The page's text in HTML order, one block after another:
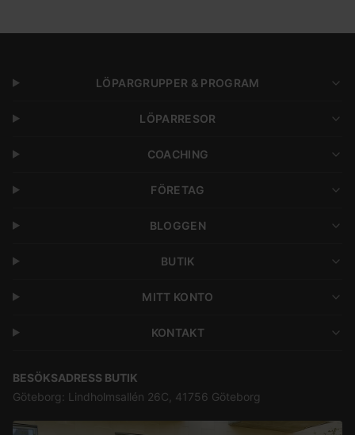
LÖPARGRUPPER & PROGRAM
LÖPARRESOR
COACHING
FÖRETAG
BLOGGEN
BUTIK
MITT KONTO
KONTAKT
BESÖKSADRESS BUTIK
Göteborg: Lindholmsallén 26C, 41756 Göteborg